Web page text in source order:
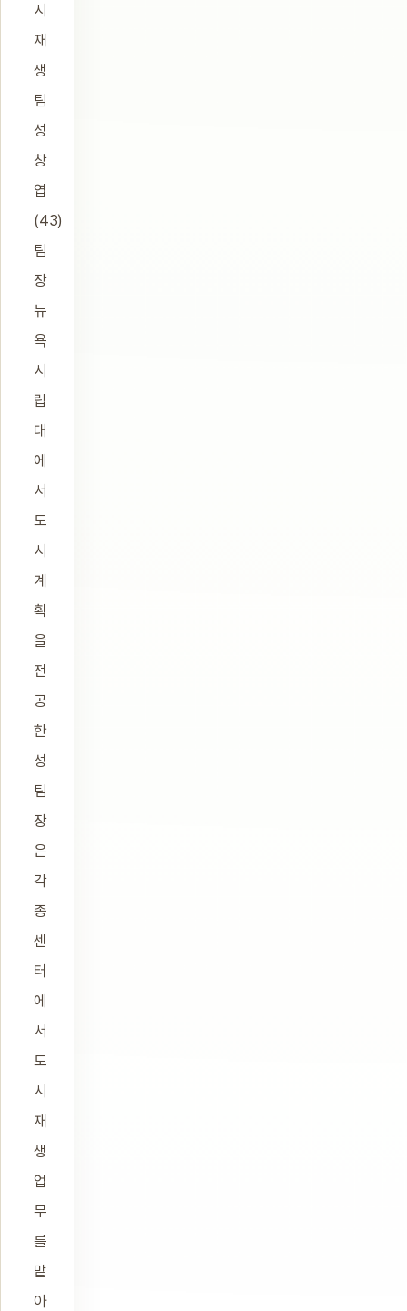
시
재
생
팀
성
창
엽
(43)
팀
장
뉴
욕
시
립
대
에
서
도
시
계
획
을
전
공
한
성
팀
장
은
각
종
센
터
에
서
도
시
재
생
업
무
를
맡
아